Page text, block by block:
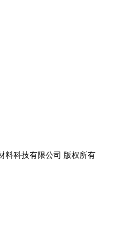
料科技有限公司 版权所有